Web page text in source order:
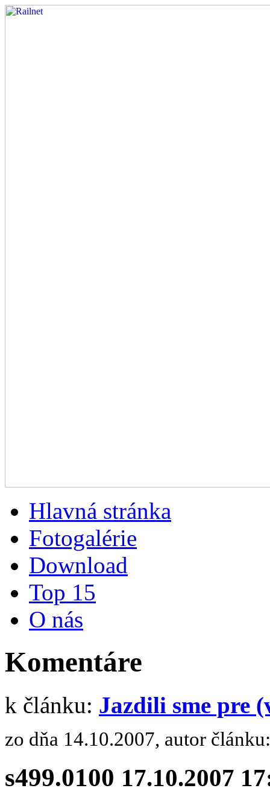
Hlavná stránka
Fotogalérie
Download
Top 15
O nás
Komentáre
k článku: Jazdili sme pre
zo dňa 14.10.2007, autor
s499.0100 17.10.2007